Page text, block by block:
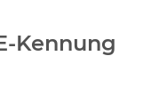
Kennung